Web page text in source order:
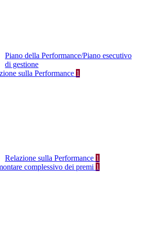
Piano della Performance/Piano esecutivo
di gestione
sulla Performance 1
Relazione sulla Performance 1
complessivo dei premi 1